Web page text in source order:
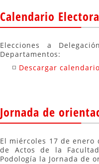
Calendario
Elecciones a
Departamentos:
Descargar calendario
Jornada de
El miércoles 17 de enero
de Actos de la
Podología la Jornada de